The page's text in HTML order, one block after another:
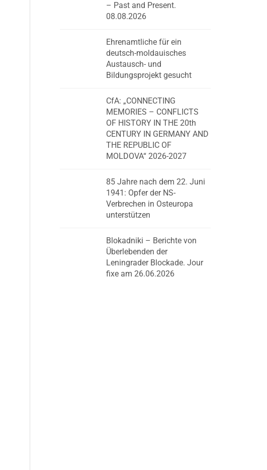
– Past and Present.
08.08.2026
Ehrenamtliche für ein
deutsch-moldauisches
Austausch- und
Bildungsprojekt gesucht
CfA: „CONNECTING
MEMORIES – CONFLICTS
OF HISTORY IN THE 20th
CENTURY IN GERMANY AND
THE REPUBLIC OF
MOLDOVA“ 2026-2027
85 Jahre nach dem 22. Juni
1941: Opfer der NS-
Verbrechen in Osteuropa
unterstützen
Blokadniki – Berichte von
Überlebenden der
Leningrader Blockade. Jour
fixe am 26.06.2026